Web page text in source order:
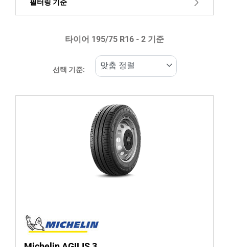
런플랫 타이어일 경우, 선택하세요
필터링 기준
모든 유형 (2)
타이어 ‎195/75 R16 - 2 기준
선택 기준: